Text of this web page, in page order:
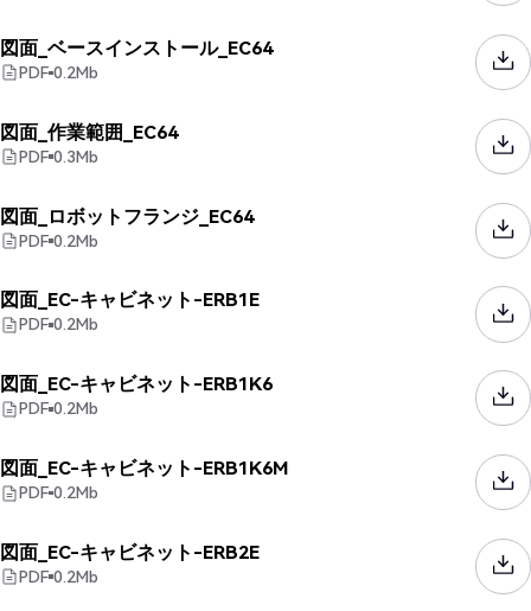
図面_ベースインストール_EC64
PDF 0.2Mb
図面_作業範囲_EC64
PDF 0.3Mb
図面_ロボットフランジ_EC64
PDF 0.2Mb
図面_EC-キャビネット-ERB1E
PDF 0.2Mb
図面_EC-キャビネット-ERB1K6
PDF 0.2Mb
図面_EC-キャビネット-ERB1K6M
PDF 0.2Mb
図面_EC-キャビネット-ERB2E
PDF 0.2Mb